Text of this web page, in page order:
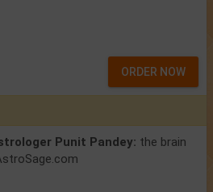
ORDER NOW
Punit Pandey: the brain